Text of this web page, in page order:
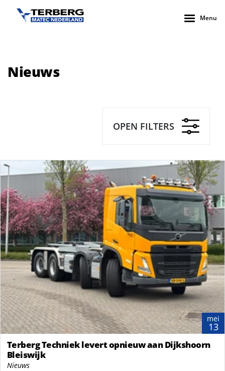
Menu
Nieuws
OPEN FILTERS
mei
13
Terberg Techniek levert opnieuw aan Dijkshoorn
Bleiswijk
Nieuws